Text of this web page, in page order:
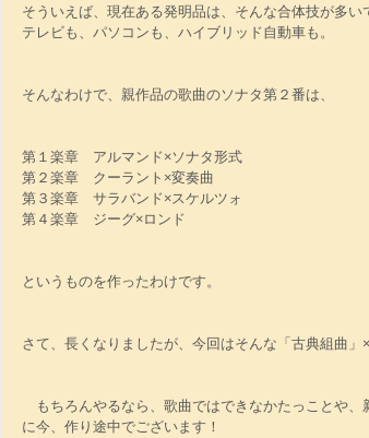
そういえば、現在ある発明品は、そんな合体技が多い
テレビも、パソコンも、ハイブリッド自動車も。
そんなわけで、親作品の歌曲のソナタ第２番は、
第１楽章　アルマンド×ソナタ形式
第２楽章　クーラント×変奏曲
第３楽章　サラバンド×スケルツォ
第４楽章　ジーグ×ロンド
というものを作ったわけです。
さて、長くなりましたが、今回はそんな「古典組曲」
もちろんやるなら、歌曲ではできなかたっことや
に今、作り途中でございます！